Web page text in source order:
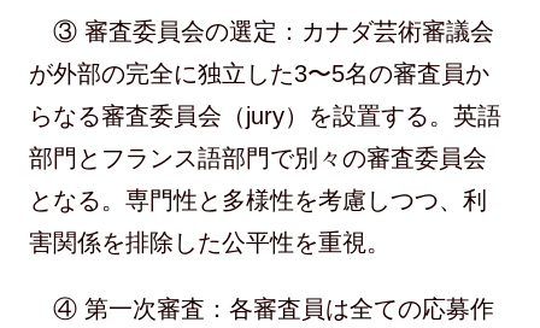
③ 審査委員会の選定：カナダ芸術審議会
が外部の完全に独立した3〜5名の審査員か
らなる審査委員会（jury）を設置する。英語
部門とフランス語部門で別々の審査委員会
となる。専門性と多様性を考慮しつつ、利
害関係を排除した公平性を重視。
④ 第一次審査：各審査員は全ての応募作